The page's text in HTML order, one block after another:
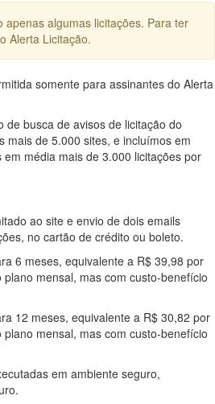
apenas algumas licitações. Para ter
Alerta Licitação.
somente para assinantes do Alerta
de busca de avisos de licitação do
mais de 5.000 sites, e incluímos em
média mais de 3.000 licitações por
ao site e envio de dois emails
no cartão de crédito ou boleto.
6 meses, equivalente a R$ 39,98 por
mensal, mas com custo-benefício
12 meses, equivalente a R$ 30,82 por
mensal, mas com custo-benefício
em ambiente seguro,